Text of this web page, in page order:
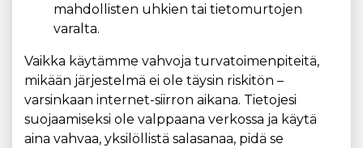
mahdollisten uhkien tai tietomurtojen
varalta.
Vaikka käytämme vahvoja turvatoimenpiteitä,
mikään järjestelmä ei ole täysin riskitön –
varsinkaan internet-siirron aikana. Tietojesi
suojaamiseksi ole valppaana verkossa ja käytä
aina vahvaa, yksilöllistä salasanaa, pidä se